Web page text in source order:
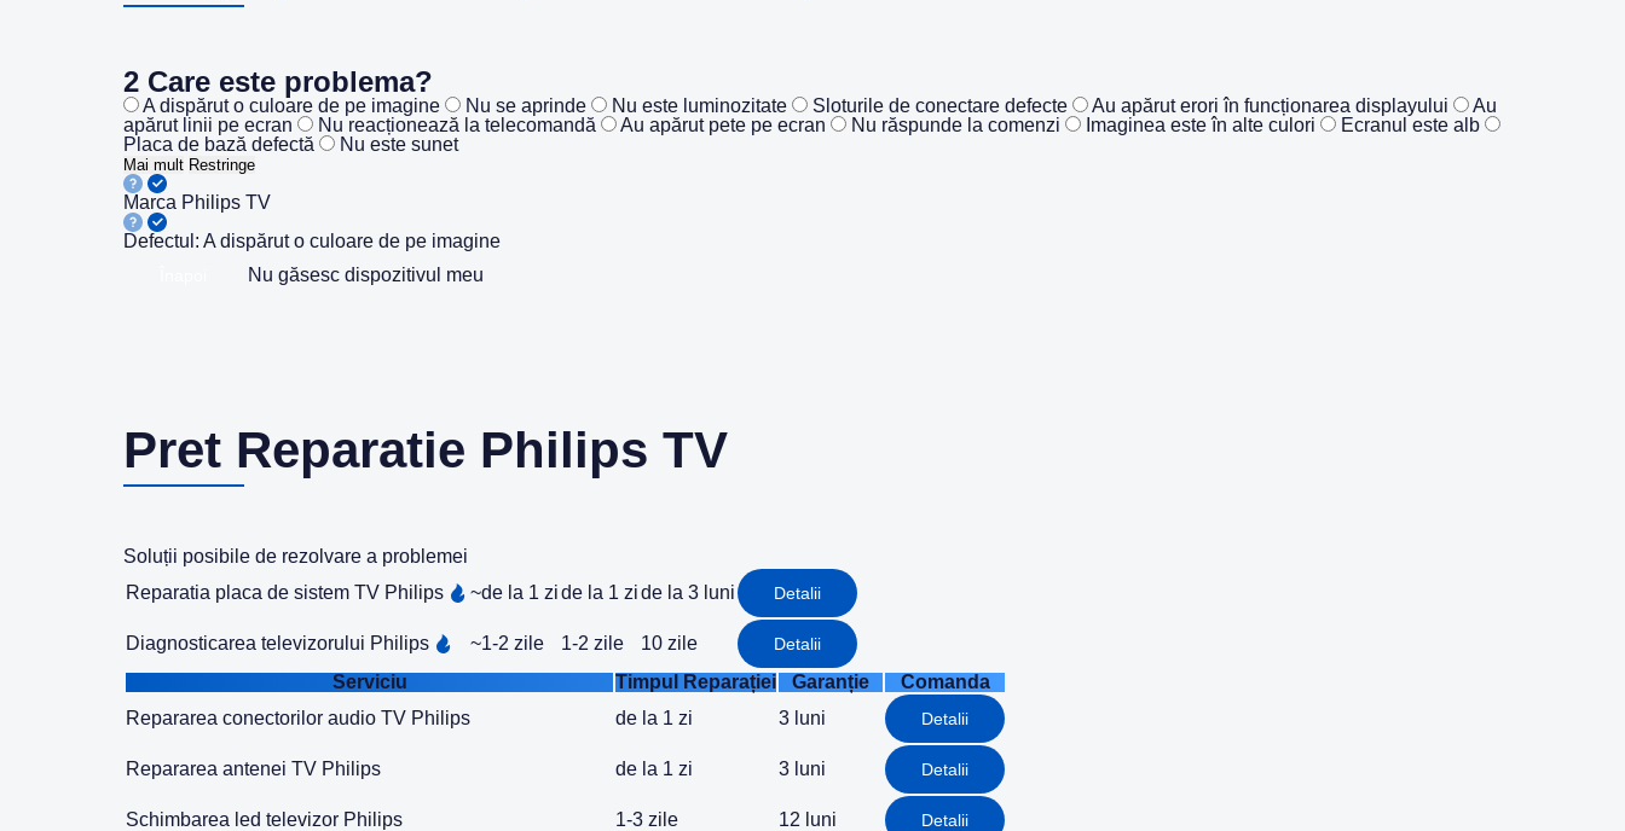
2 Care este problema?
A dispărut o culoare de pe imagine Nu se aprinde Nu este luminozitate Sloturile de conectare defecte Au apărut erori în funcționarea displayului
Au
apărut linii pe ecran
Nu reacționează la telecomandă Au apărut pete pe ecran Nu răspunde la comenzi Imaginea este în alte culori
Ecranul este alb
Placa de bază defectă
Nu este sunet
Mai mult Restringe
Marca Philips TV
Defectul: A dispărut o culoare de pe imagine
Nu găsesc dispozitivul meu
Pret Reparatie Philips TV
Soluții posibile de rezolvare a problemei
Reparatia placa de sistem TV Philips
~de la 1 zide la 1 zide la 3 luni Detalii
Diagnosticarea televizorului Philips ~1-2 zile 1-2 zile 10 zile Detalii
Serviciu Timpul Reparației Garanție
Comanda
Repararea conectorilor audio TV Philips
de la 1 zi 3 luni Detalii
Repararea antenei TV Philips de la 1 zi 3 luni Detalii
Schimbarea led televizor Philips 1-3 zile 12 luni Detalii